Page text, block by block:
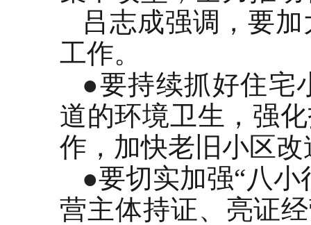
吕志成强调，要
工作。
●要持续抓好住宅
道的环境卫生，强
作，加快老旧小区
●要切实加强“八
营主体持证、亮证